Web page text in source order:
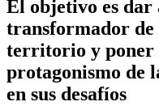
El objetivo es dar
transformador de
territorio y poner
protagonismo de
en sus desafíos